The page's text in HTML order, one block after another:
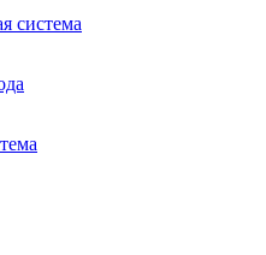
система